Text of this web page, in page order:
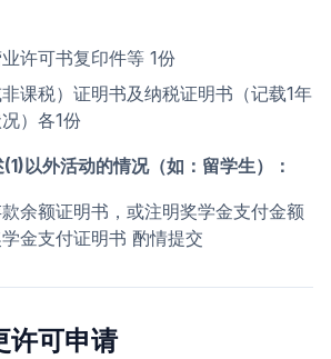
许可书复印件等 1份
课税）证明书及纳税证明书（记载1年
）各1份
以外活动的情况（如：留学生）：
余额证明书，或注明奖学金支付金额
金支付证明书 酌情提交
许可申请